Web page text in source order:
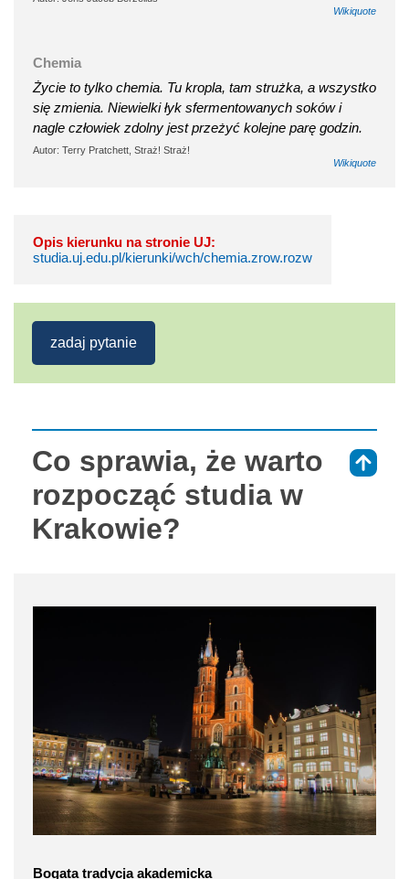
Wikiquote
Chemia
Życie to tylko chemia. Tu kropla, tam strużka, a wszystko
się zmienia. Niewielki łyk sfermentowanych soków i
nagle człowiek zdolny jest przeżyć kolejne parę godzin.
Autor: Terry Pratchett, Straż! Straż!
Wikiquote
Opis kierunku na stronie UJ:
studia.uj.edu.pl/kierunki/wch/chemia.zrow.rozw
zadaj pytanie
Co sprawia, że warto
rozpocząć studia w
Krakowie?
Bogata tradycja akademicka